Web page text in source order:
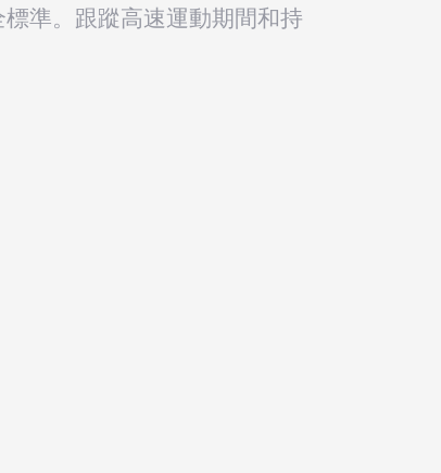
準。跟蹤高速運動期間和持